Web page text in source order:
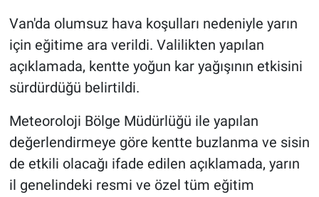
Van'da olumsuz hava koşulları nedeniyle yarın
için eğitime ara verildi. Valilikten yapılan
açıklamada, kentte yoğun kar yağışının etkisini
sürdürdüğü belirtildi.
Meteoroloji Bölge Müdürlüğü ile yapılan
değerlendirmeye göre kentte buzlanma ve sisin
de etkili olacağı ifade edilen açıklamada, yarın
il genelindeki resmi ve özel tüm eğitim